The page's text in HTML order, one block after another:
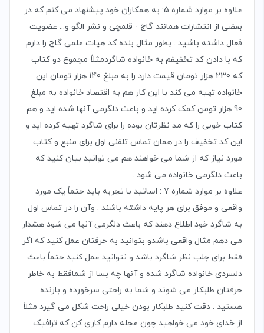
علاوه بر موارد شماره 5: به همکاران خود پیشنهاد می کنم که در
بعضی از انتشارات همانند گاج - قلمچی و نشر الگو و... عضویت
فعال داشته باشید . بطور مثال بنده کد هیات علمی گاج را دارم
که با دادن کد تخفیفم به خانواده شاگردمثلاً مجموع دو کتاب
که 230 هزار تومان قیمت دارد را به مبلغ 140 هزار تومان این
خانواده تهیه می کند با این کار هم به اقتصاد خانواده به مبلغ
90 هزار تومن کمک کرده اید و باعث دلگرمی آنها شده اید و هم
کتاب خوبی را که مد نظرتان بوده را برای شاگرد تهیه کرده اید و
این کد تخفیف را در همان تماس تلفنی اول برای منبع و کتاب
مورد نیاز که از شما می خواهند هم می توانید بیان کنید که
باعث دلگرمی خانواده می شود .
علاوه بر موارد شماره 7 : اساتید با تجربه باید حتماً یک مورد
واقعی و موفق برای هر پایه داشته باشند . وآن را در تماس اول
به شاگرد خود اطلاع دهند که باعث دلگرمی آنها می شود هشدار
می دهم مثال واقعی باشدو بتوانید به حرفتان عمل کنید که اگر
فقط برای جلب نظر شاگرد باشد و نتوانید عمل کنید حتماً باعث
دلسردی خانواده شاگرد شده و آنها چه بسا از شمافقط به خاطر
حرفتان طلبکار می شوند و شما به راحتی سرخورده و بازنده
هستید . دقت کنید طلبکار بودن خیلی راحت شکل می گیرد مثلاً
از خدای خود می خواهید چون عجله دارم کاری کن که ترافیک